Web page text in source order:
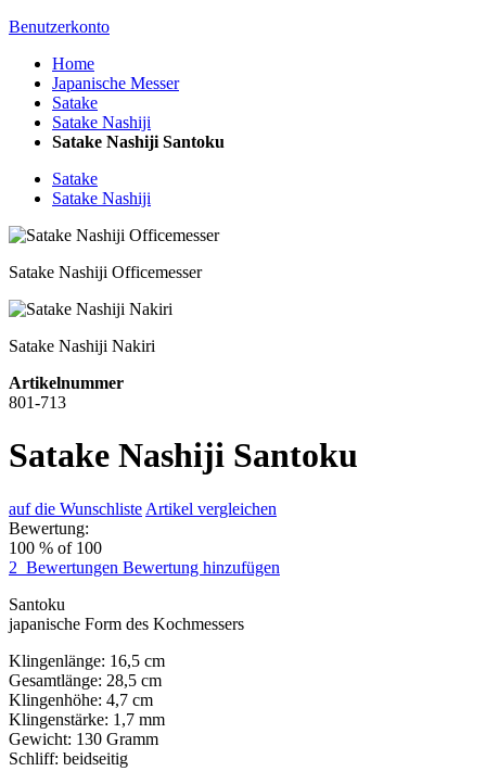
Benutzerkonto
Home
Japanische Messer
Satake
Satake Nashiji
Satake Nashiji Santoku
Satake
Satake Nashiji
Satake Nashiji Officemesser
Satake Nashiji Nakiri
Artikelnummer
801-713
Satake Nashiji Santoku
auf die Wunschliste Artikel vergleichen
Bewertung:
100 % of 100
2 Bewertungen Bewertung hinzufügen
Santoku
japanische Form des Kochmessers
Klingenlänge: 16,5 cm
Gesamtlänge: 28,5 cm
Klingenhöhe: 4,7 cm
Klingenstärke: 1,7 mm
Gewicht: 130 Gramm
Schliff: beidseitig